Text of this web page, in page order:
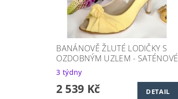
BANÁNOVĚ ŽLUTÉ LODIČKY S
OZDOBNÝM UZLEM - SATÉNOVÉ
3 týdny
2 539 Kč DETAIL